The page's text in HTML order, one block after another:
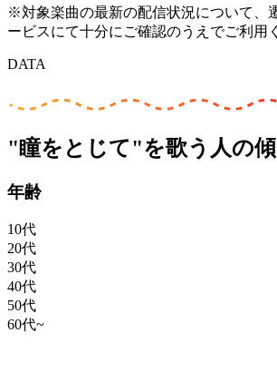
※対象楽曲の最新の配信状況について、
ービスにて十分にご確認のうえでご利用
DATA
"瞳をとじて"を歌う人の
年齢
10代
20代
30代
40代
50代
60代~